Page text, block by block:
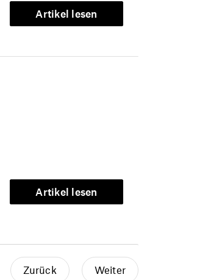
Artikel lesen
Artikel lesen
Zurück Weiter